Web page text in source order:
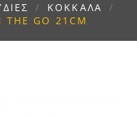
ΚΟΚΚΑΛΑ
GO 21CM